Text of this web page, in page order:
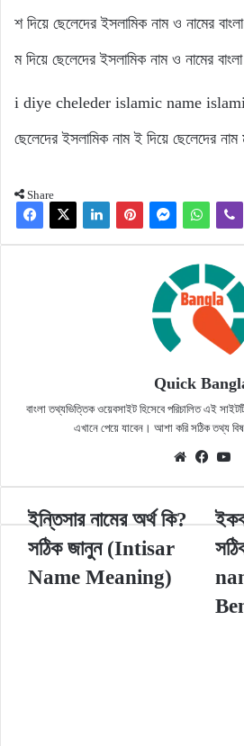
শ দিয়ে ছেলেদের ইসলামিক নাম ও নামের
ম দিয়ে ছেলেদের ইসলামিক নাম ও নামের
i diye cheleder islamic name
ছেলেদের ইসলামিক নাম ই দিয়ে ছেলেদের নাম
Share
Quick
বাংলা তথ্যভিত্তিক ওয়েবসাইট হিসেবে পরিচালিত এই
এখানে পেয়ে যাবেন। আশা করি সঠিক তথ্য
Website
ইন্তিসার
অর্থ
কি?
ইন্তিসার নামের অর্থ কি?
সঠিক জানুন (Intisar
Name Meaning)
ইকবাল
অর্থ
জানুন